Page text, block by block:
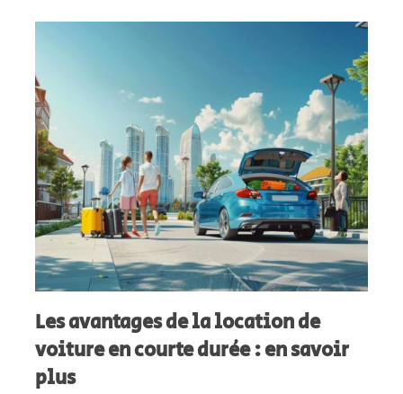
Les avantages de la location de
voiture en courte durée : en savoir
plus